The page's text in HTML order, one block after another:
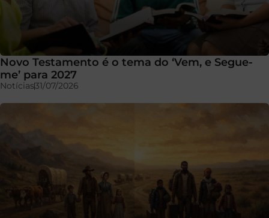
Novo Testamento é o tema do ‘Vem, e Segue-
me’ para 2027
Notícias31/07/2026